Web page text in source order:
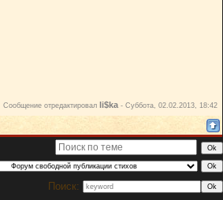
Сообщение отредактировал li$ka - Суббота, 02.02.2013, 18:42
Поиск: